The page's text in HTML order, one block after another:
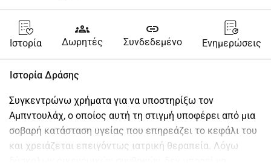
Ιστορία
groups
Δωρητές
link
Συνδεδεμένο Ενημερώσεις
Ιστορία Δράσης
Συγκεντρώνω χρήματα για να υποστηρίξω τον
Αμπντουλάχ, ο οποίος αυτή τη στιγμή υποφέρει από μια
σοβαρή κατάσταση υγείας που επηρεάζει το κεφάλι του
και χρειάζεται επειγόντως ιατρική θεραπεία. Λόγω